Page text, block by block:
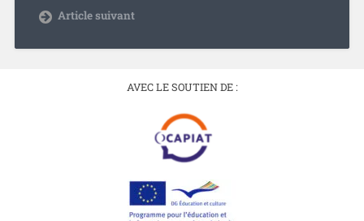
Article suivant
AVEC LE SOUTIEN DE :